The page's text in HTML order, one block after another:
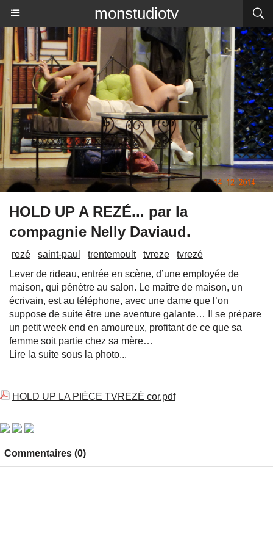
monstudiotv
HOLD UP A REZÉ... par la
compagnie Nelly Daviaud.
rezé saint-paul trentemoult tvreze
tvrezé
Lever de rideau, entrée en scène, d’une employée de
maison, qui pénètre au salon. Le maître de maison, un
écrivain, est au téléphone, avec une dame que l’on
suppose de suite être une aventure galante… Il se prépare
un petit week end en amoureux, profitant de ce que sa
femme soit partie chez sa mère…
Lire la suite sous la photo...
HOLD UP LA PIÈCE TVREZÉ cor.pdf
Commentaires (0)